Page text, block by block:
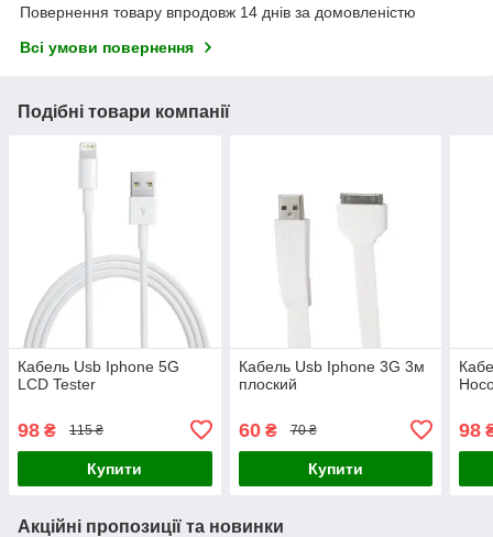
Повернення товару впродовж 14 днів за домовленістю
Всі умови повернення
Подібні товари компанії
Кабель Usb Iphone 5G
LCD Tester
98 ₴ 115 ₴
Купити
Кабель Usb Iphone 3G 3м
плоский
60₴ 70 ₴
Купити
98
Акційні пропозиції та новинки